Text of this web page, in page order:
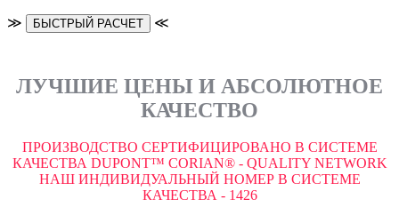
≫ БЫСТРЫЙ РАСЧЕТ ≪
ЛУЧШИЕ ЦЕНЫ И АБСОЛЮТНОЕ
КАЧЕСТВО
ПРОИЗВОДСТВО СЕРТИФИЦИРОВАНО В СИСТЕМЕ
КАЧЕСТВА DUPONT™ CORIAN® - QUALITY NETWORK
НАШ ИНДИВИДУАЛЬНЫЙ НОМЕР В СИСТЕМЕ
КАЧЕСТВА - 1426